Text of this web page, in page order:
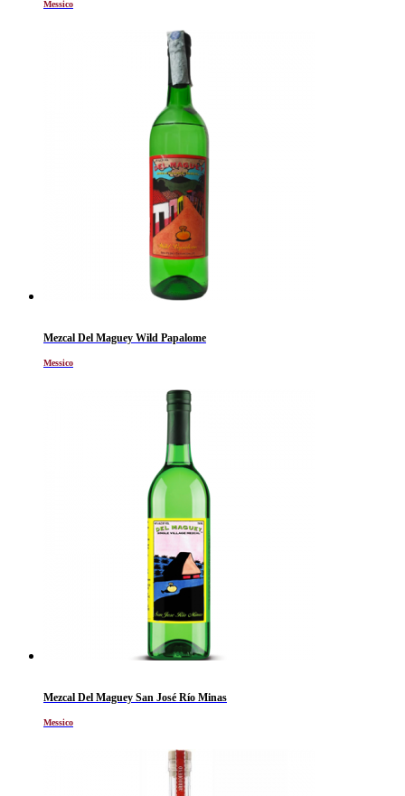
Messico
Mezcal Del Maguey Wild Papalome
Messico
Mezcal Del Maguey San José Río Minas
Messico